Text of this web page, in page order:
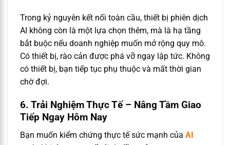
Trong kỷ nguyên kết nối toàn cầu, thiết bị phiên dịch
AI không còn là một lựa chọn thêm, mà là hạ tầng
bắt buộc nếu doanh nghiệp muốn mở rộng quy mô.
Có thiết bị, rào cản được phá vỡ ngay lập tức. Không
có thiết bị, bạn tiếp tục phụ thuộc và mất thời gian
chờ đợi.
6. Trải Nghiệm Thực Tế – Nâng Tầm Giao
Tiếp Ngay Hôm Nay
Bạn muốn kiểm chứng thực tế sức mạnh của AI